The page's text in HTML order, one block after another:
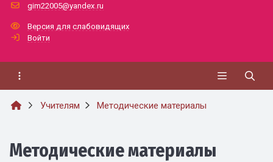
gim22005@yandex.ru
Версия для слабовидящих
Войти
Учителям Методические материалы
Методические материалы